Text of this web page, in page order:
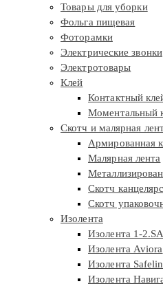
Товары для уборки
Фольга пищевая
Фоторамки
Электрические звонки
Электротовары
Клей
Контактный
Моментальный
Скотч и малярная
Армированная
Малярная лента
Скотч
Скотч
Изолента
Изолента 1-
Изолента Aviora
Изолента
Изолента